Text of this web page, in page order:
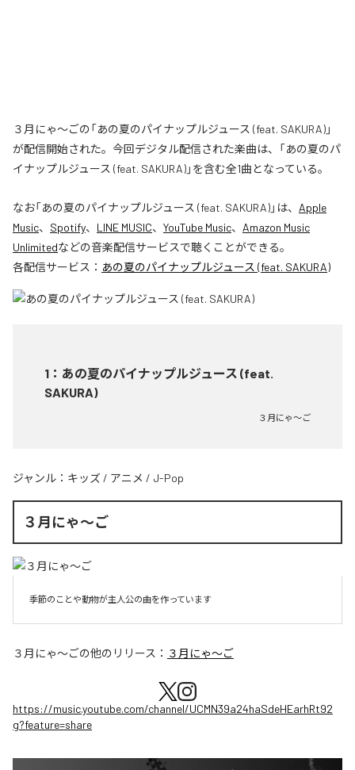
３月にゃ〜ごの「あの夏のパイナップルジュース (feat. SAKURA)」
が配信開始された。今回デジタル配信された楽曲は、「あの夏のパ
イナップルジュース (feat. SAKURA)」を含む全1曲となっている。
なお「あの夏のパイナップルジュース (feat. SAKURA)」は、 Apple
Music、 Spotify、 LINE MUSIC、 YouTube Music、 Amazon Music
Unlimitedなどの音楽配信サービスで聴くことができる。
各配信サービス： あの夏のパイナップルジュース (feat. SAKURA)
1 ： あの夏のパイナップルジュース (feat.
SAKURA)
３月にゃ〜ご
ジャンル： キッズ / アニメ / J-Pop
３月にゃ〜ご
季節のことや動物が主人公の曲を作っています
３月にゃ〜ごの他のリリース： ３月にゃ〜ご
https://music.youtube.com/channel/UCMN39a24haSdeHEarhRt92
g?feature=share